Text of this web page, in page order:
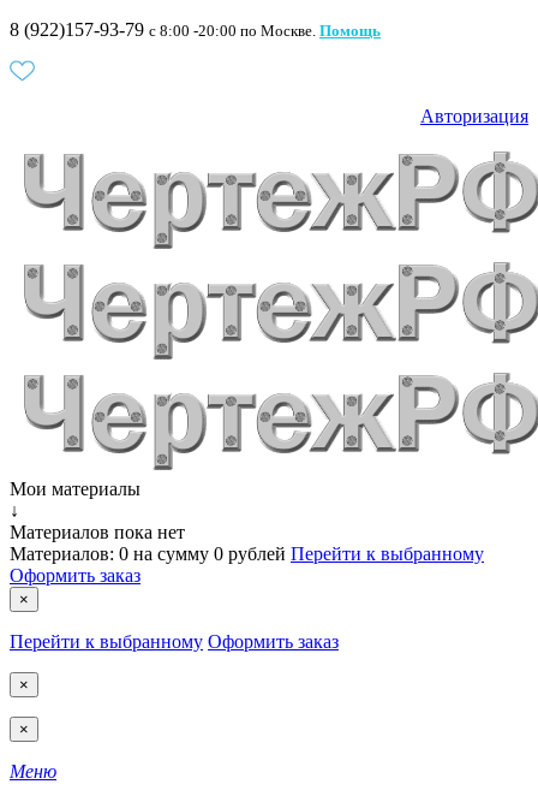
8 (922)157-93-79 c 8:00 -20:00 по Москве. Помощь
Авторизация
Мои материалы
↓
Материалов пока нет
Материалов: 0 на сумму 0 рублей Перейти к выбранному
Оформить заказ
×
Перейти к выбранному Оформить заказ
×
×
Меню